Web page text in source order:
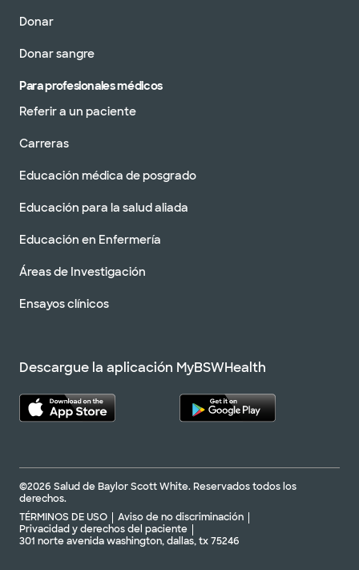
Donar
Donar sangre
Para profesionales médicos
Referir a un paciente
Carreras
Educación médica de posgrado
Educación para la salud aliada
Educación en Enfermería
Áreas de Investigación
Ensayos clínicos
Descargue la aplicación MyBSWHealth
©2026 Salud de Baylor Scott White. Reservados todos los
derechos.
TÉRMINOS DE USO
Aviso de no discriminación
Privacidad y derechos del paciente
301 norte avenida washington, dallas, tx 75246